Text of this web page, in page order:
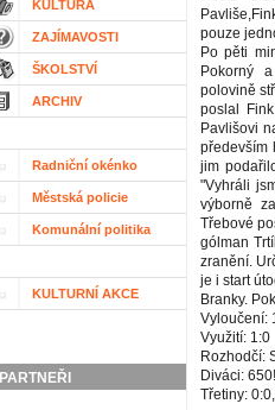
KULTURA
ZAJÍMAVOSTI
ŠKOLSTVÍ
ARCHIV
Radniční okénko
Městská policie
Komunální politika
KULTURNÍ AKCE
PARTNEŘI
pouze
Po pěti
Pokorný
polovině
poslal
Pavlišovi
především
jim
"Vyhráli
výborně
Třebové
gólman
zranění.
je i start
Branky.
Vyloučení:
Využití: 1:0
Rozhodčí:
Diváci: 650!
Třetiny: